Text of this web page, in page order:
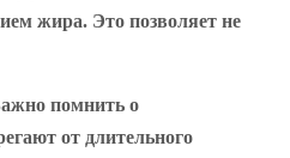
жира. Это позволяет не
помнить о
от длительного